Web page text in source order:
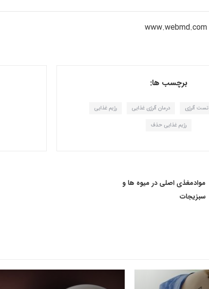
برچسب ها:
تست آلرژی درمان آلرژی غذایی رژیم غذایی
رژیم غذایی حذف
موادمغذی اصلی در میوه ها و
سبزیجات